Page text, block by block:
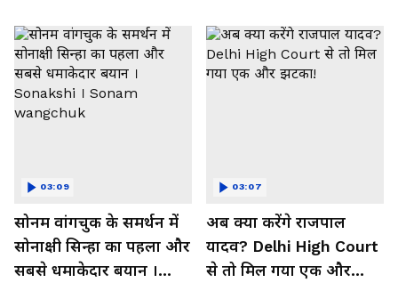
सोनम वांगचुक के समर्थन में
सोनाक्षी सिन्हा का पहला और
सबसे धमाकेदार बयान ।
03:09
अब क्या करेंगे राजपाल
यादव? Delhi High Court
से तो मिल गया एक और
03:07